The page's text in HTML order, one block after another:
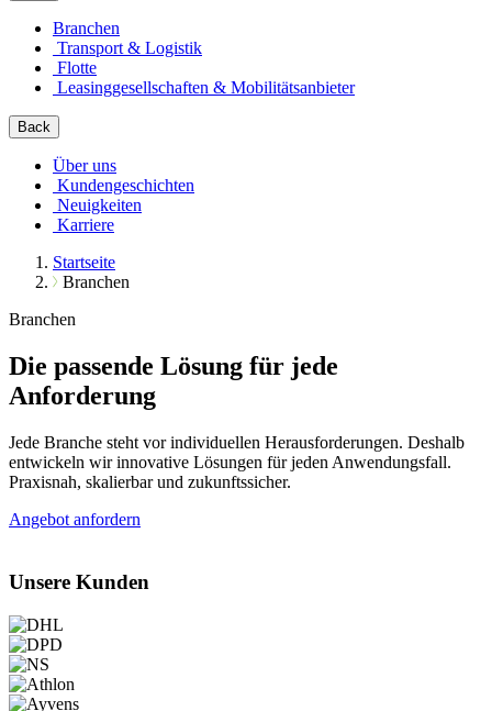
Branchen
Transport & Logistik
Flotte
Leasinggesellschaften & Mobilitätsanbieter
Back
Über uns
Kundengeschichten
Neuigkeiten
Karriere
Startseite
Branchen
Branchen
Die passende Lösung für jede
Anforderung
Jede Branche steht vor individuellen Herausforderungen. Deshalb
entwickeln wir innovative Lösungen für jeden Anwendungsfall.
Praxisnah, skalierbar und zukunftssicher.
Angebot anfordern
Unsere Kunden